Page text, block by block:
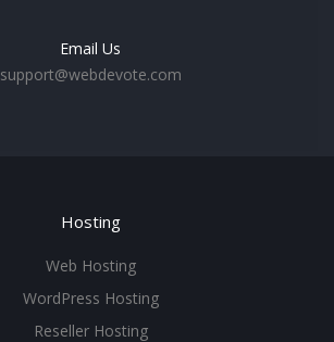
Email Us
support@webdevote.com
Hosting
Web Hosting
WordPress Hosting
Reseller Hosting